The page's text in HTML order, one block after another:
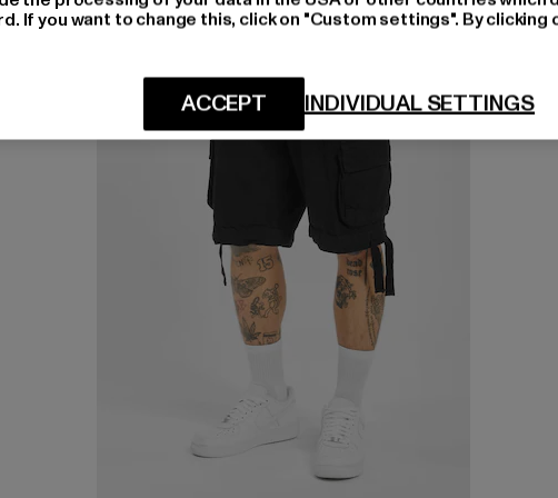
-18%
If you want to change this, click on "Custom settings". By clicking
INDIVIDUAL SETTINGS
ACCEPT